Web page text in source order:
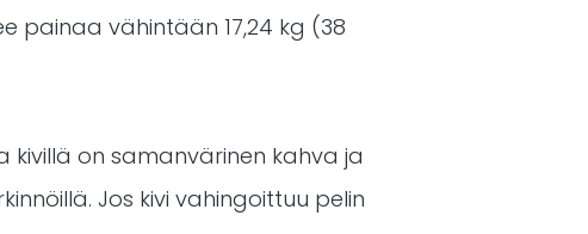
painaa vähintään 17,24 kg (38
kivillä on samanvärinen kahva ja
Jos kivi vahingoittuu pelin